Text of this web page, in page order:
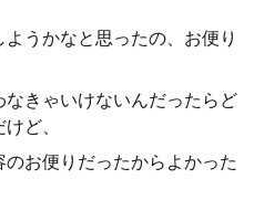
うかなと思ったの、お便り
きゃいけないんだったらど
ど、
お便りだったからよかった